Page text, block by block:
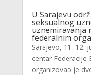
U Sarajevu
seksualnog
uznemiravanja
federalnim
Sarajevo, 11–12.
centar Federacije
organizovao je